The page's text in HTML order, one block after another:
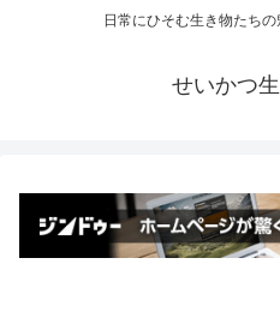
日常にひそむ生き物たちの
せいかつ